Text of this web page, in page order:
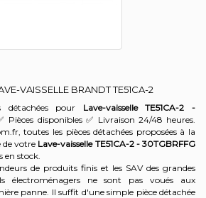
VAISSELLE BRANDTTE51CA-2
détachées pour Lave-vaisselle TE51CA-2 -
Pièces disponibles ✅ Livraison 24/48 heures.
toutes les pièces détachées proposées à la
de votre Lave-vaisselle TE51CA-2 - 30TGBRFFG
en stock.
de produits finis et les SAV des grandes
électroménagers ne sont pas voués aux
panne. Il suffit d'une simple pièce détachée